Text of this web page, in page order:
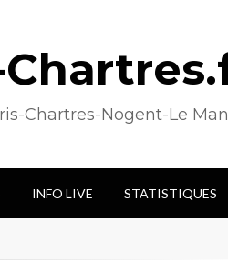
Chartres-Nogent-Le
INFO LIVE STATISTIQUES